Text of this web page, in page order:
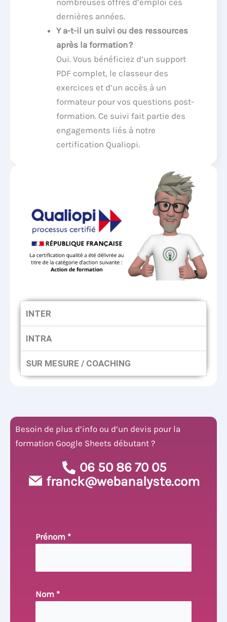
nombreuses offres d’emploi ces
dernières années.
Y a-t-il un suivi ou des ressources
après la formation ?
Oui. Vous bénéficiez d’un support
PDF complet, le classeur des
exercices et d’un accès à un
formateur pour vos questions post-
formation. Ce suivi fait partie des
engagements liés à notre
certification Qualiopi.
INTER
INTRA
SUR MESURE / COACHING
Besoin de plus d’info ou d’un devis pour la
formation Google Sheets débutant ?
06 50 86 70 05
franck@webanalyste.com
Prénom *
Nom *